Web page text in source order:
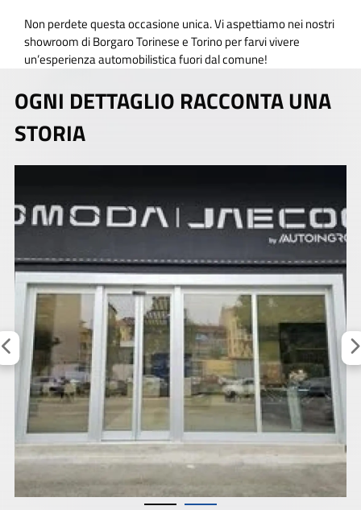
Non perdete questa occasione unica. Vi aspettiamo nei nostri
showroom di Borgaro Torinese e Torino per farvi vivere
un’esperienza automobilistica fuori dal comune!
OGNI DETTAGLIO RACCONTA UNA
STORIA